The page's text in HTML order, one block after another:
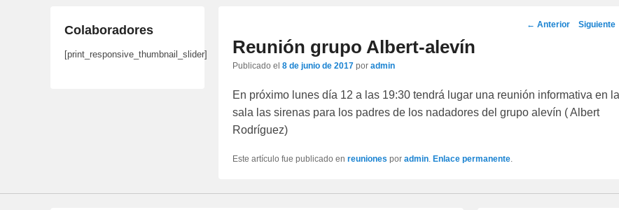
Navegación
← Anterior Siguiente
Reunión grupo Albert-alevín
Publicado el 8 de junio de 2017 por admin
En próximo lunes día 12 a las 19:30 tendrá lugar una reunión informativa en la
sala las sirenas para los padres de los nadadores del grupo alevín ( Albert
Rodríguez)
Este artículo fue publicado en reuniones por admin Enlace permanente
Colaboradores
[print_responsive_thumbnail_slider]